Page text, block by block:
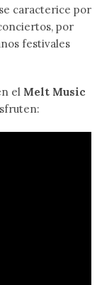
caracterice por
por
festivales
el Melt Music